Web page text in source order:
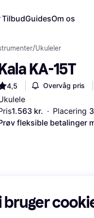
TilbudGuidesOm os
/Ukuleler
KA-15T
4,5 Overvåg pris
1.563 kr. · Placering
fleksible betalinger
bruger